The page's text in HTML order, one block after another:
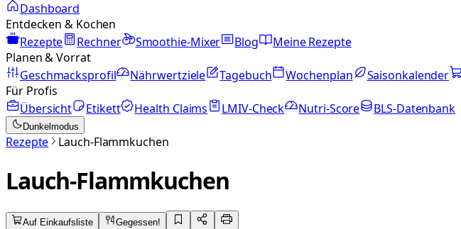
Dashboard
Entdecken & Kochen
Rezepte
Rechner Smoothie-Mixer Blog
Meine Rezepte
Planen & Vorrat
Geschmacksprofil
Nährwertziele Tagebuch Wochenplan Saisonkalender
Für Profis
Übersicht
Etikett Health Claims LMIV-Check Nutri-Score BLS-Datenbank
Dunkelmodus
Rezepte Lauch-Flammkuchen
Lauch-Flammkuchen
Auf Einkaufsliste Gegessen!